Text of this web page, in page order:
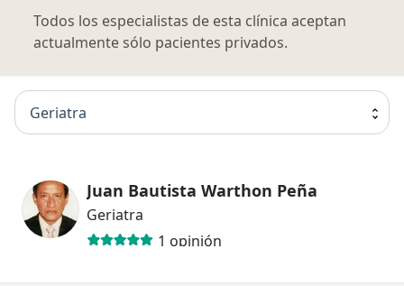
Todos los especialistas de esta clínica aceptan
actualmente sólo pacientes privados.
Geriatra
Juan Bautista Warthon Peña
Geriatra
1 opinión